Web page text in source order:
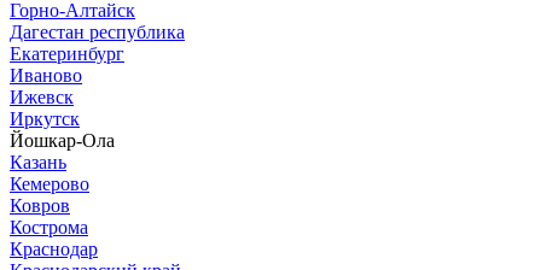
Горно-Алтайск
Дагестан республика
Екатеринбург
Иваново
Ижевск
Иркутск
Йошкар-Ола
Казань
Кемерово
Ковров
Кострома
Краснодар